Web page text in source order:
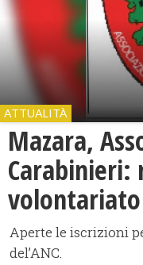
ATTUALITÀ
Mazara,
Carabinieri:
volontariato
Aperte le iscrizioni
del’ANC.